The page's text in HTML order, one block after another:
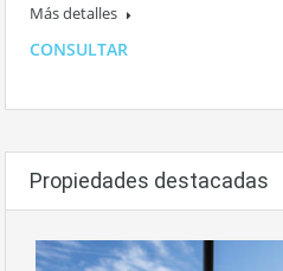
Más detalles
CONSULTAR
Propiedades destacadas